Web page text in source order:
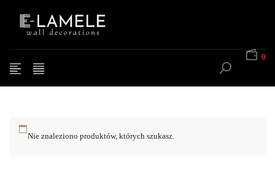
0
Nie znaleziono produktów, których szukasz.